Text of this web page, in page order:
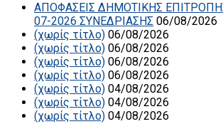
ΑΠΟΦΑΣΕΙΣ ΔΗΜΟΤΙΚΗΣ
07-2026 ΣΥΝΕΔΡΙΑΣΗΣ 06/08/2026
(χωρίς τίτλο) 06/08/2026
(χωρίς τίτλο) 06/08/2026
(χωρίς τίτλο) 06/08/2026
(χωρίς τίτλο) 06/08/2026
(χωρίς τίτλο) 04/08/2026
(χωρίς τίτλο) 04/08/2026
(χωρίς τίτλο) 04/08/2026